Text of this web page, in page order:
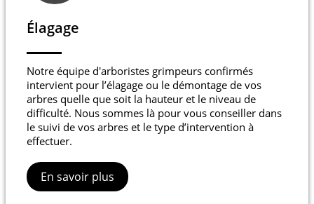
Élagage
Notre équipe d'arboristes grimpeurs confirmés
intervient pour l’élagage ou le démontage de vos
arbres quelle que soit la hauteur et le niveau de
difficulté. Nous sommes là pour vous conseiller dans
le suivi de vos arbres et le type d’intervention à
effectuer.
En savoir plus